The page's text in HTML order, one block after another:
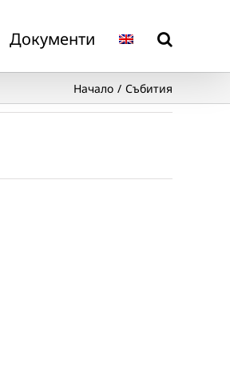
Документи
Начало Събития